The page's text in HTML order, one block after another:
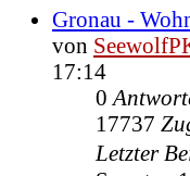
Gronau -
von
17:14
0
17737
Letzter